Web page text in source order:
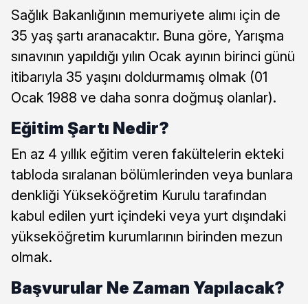
Sağlık Bakanlığının memuriyete alımı için de
35 yaş şartı aranacaktır. Buna göre, Yarışma
sınavının yapıldığı yılın Ocak ayının birinci günü
itibarıyla 35 yaşını doldurmamış olmak (01
Ocak 1988 ve daha sonra doğmuş olanlar).
Eğitim Şartı Nedir?
En az 4 yıllık eğitim veren fakültelerin ekteki
tabloda sıralanan bölümlerinden veya bunlara
denkliği Yükseköğretim Kurulu tarafından
kabul edilen yurt içindeki veya yurt dışındaki
yükseköğretim kurumlarının birinden mezun
olmak.
Başvurular Ne Zaman Yapılacak?